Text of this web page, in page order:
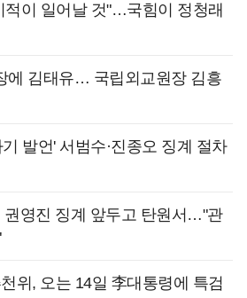
적이 일어날 것"…국힘이 정청래
에 김태유… 국립외교원장 김흥
발언' 서범수·진종오 징계 절차
권영진 징계 앞두고 탄원서…"관
위, 오는 14일 李대통령에 특검